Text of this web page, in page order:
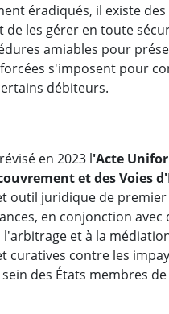
éradiqués, il existe
les gérer en toute
amiables pour
s'imposent pour
débiteurs.
en 2023 l'Acte
et des Voies
outil juridique de
en conjonction avec
et à la
contre les
des États membres de